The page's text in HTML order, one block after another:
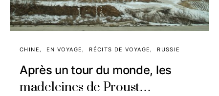
CHINE EN VOYAGE RÉCITS DE VOYAGE RUSSIE
Après un tour du monde, les
madeleines de Proust…